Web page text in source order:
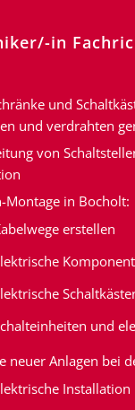
in
und
und verdrahten
von
Montage in Bocholt:
erstellen
und
neuer Anlagen bei
Installation